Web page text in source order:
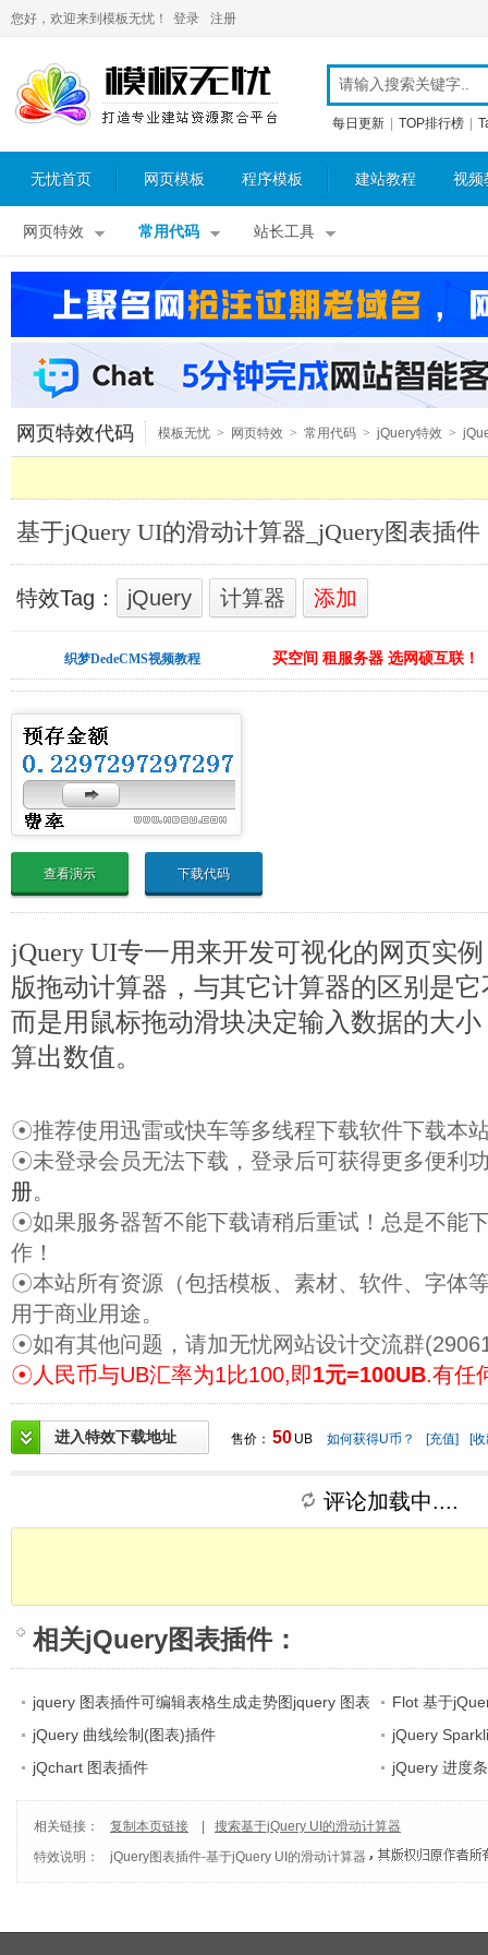
您好，欢迎来到模板无忧！ 登录 注册
每日更新 TOP排行榜
无忧首页 网页模板 程序模板 建站教程 视频
网页特效 常用代码 站长工具
网页特效代码 模板无忧 > 网页特效 > 常用代码 > jQuery特效 >
表格特效 > jQuery图表插件 >
基于jQuery UI的滑动计算器_jQuery图表插件
特效Tag： jQuery 计算器 添加
织梦DedeCMS视频教程 买空间 租服务器 选网硕互联！
查看演示 下载代码
jQuery UI专一用来开发可视化的网页实
版拖动计算器，与其它计算器的区别是
而是用鼠标拖动滑块决定输入数据的大
算出数值。
☉推荐使用迅雷或快车等多线程下载软件下载本
☉未登录会员无法下载，登录后可获得更多便利
册。
☉如果服务器暂不能下载请稍后重试！总是不能
作！
☉本站所有资源（包括模板、素材、软件、字体
用于商业用途。
☉如有其他问题，请加无忧网站设计交流群
☉人民币与UB汇率为1比100,即1元=100UB.有任
进入特效下载地址 售价： 50 UB 如何获得U币？ [充值] [
评论加载中....
相关jQuery图表插件：
jquery 图表插件可编辑表格生成走势图jquery 图表
统计数据
Flot 基于
jQuery 曲线绘制(图表)插件
jQuery
jQchart 图表插件
jQuery 进度
相关链接： 复制本页链接
搜索基于jQuery UI的滑动计算器
特效说明：
jQuery图表插件-基于jQuery UI的滑动计算器